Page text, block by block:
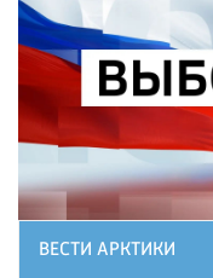
ВЕСТИ АРКТИКИ